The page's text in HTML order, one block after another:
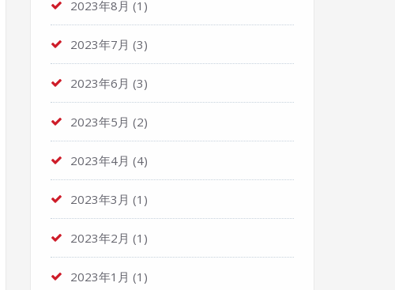
2023年8月 (1)
2023年7月 (3)
2023年6月 (3)
2023年5月 (2)
2023年4月 (4)
2023年3月 (1)
2023年2月 (1)
2023年1月 (1)